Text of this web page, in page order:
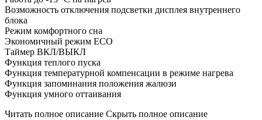
Возможность отключения подсветки дисплея внутреннего
блока
Режим комфортного сна
Экономичный режим ECO
Таймер ВКЛ/ВЫКЛ
Функция теплого пуска
Функция температурной компенсации в режиме нагрева
Функция запоминания положения жалюзи
Функция умного оттаивания
Читать полное описание Скрыть полное описание